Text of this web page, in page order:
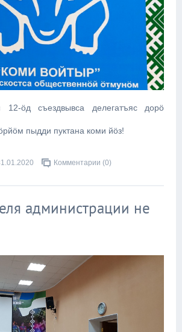
12-ӧд съездвывса делегатъяс дорӧ
пыдди пуктана коми йӧз!
Комментарии (0)
администрации не